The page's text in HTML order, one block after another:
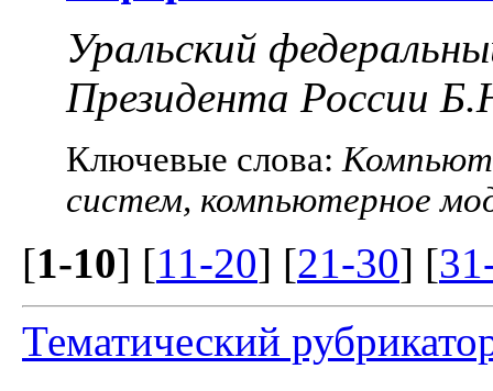
Уральский
Президента России
Ключевые слова:
систем, компьютерное
[1-10] [11-20] [21-30] [
Тематический